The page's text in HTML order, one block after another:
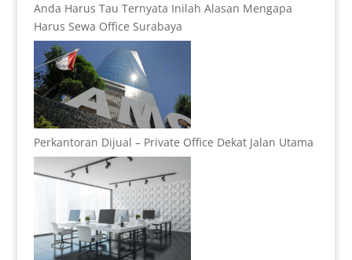
Anda Harus Tau Ternyata Inilah Alasan Mengapa
Harus Sewa Office Surabaya
Perkantoran Dijual – Private Office Dekat Jalan Utama